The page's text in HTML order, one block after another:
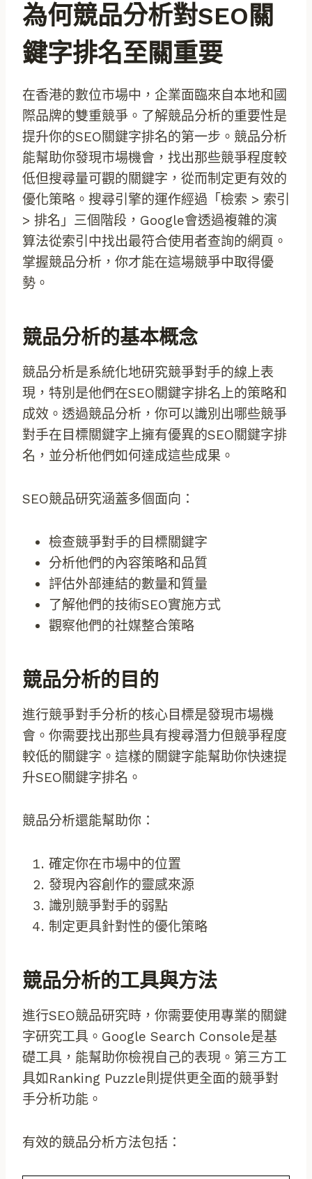
為何競品分析對SEO關
鍵字排名至關重要
在香港的數位市場中，企業面臨來自本地和國
際品牌的雙重競爭。了解競品分析的重要性是
提升你的SEO關鍵字排名的第一步。競品分析
能幫助你發現市場機會，找出那些競爭程度較
低但搜尋量可觀的關鍵字，從而制定更有效的
優化策略。搜尋引擎的運作經過「檢索 > 索引
> 排名」三個階段，Google會透過複雜的演
算法從索引中找出最符合使用者查詢的網頁。
掌握競品分析，你才能在這場競爭中取得優
勢。
競品分析的基本概念
競品分析是系統化地研究競爭對手的線上表
現，特別是他們在SEO關鍵字排名上的策略和
成效。透過競品分析，你可以識別出哪些競爭
對手在目標關鍵字上擁有優異的SEO關鍵字排
名，並分析他們如何達成這些成果。
SEO競品研究涵蓋多個面向：
檢查競爭對手的目標關鍵字
分析他們的內容策略和品質
評估外部連結的數量和質量
了解他們的技術SEO實施方式
觀察他們的社媒整合策略
競品分析的目的
進行競爭對手分析的核心目標是發現市場機
會。你需要找出那些具有搜尋潛力但競爭程度
較低的關鍵字。這樣的關鍵字能幫助你快速提
升SEO關鍵字排名。
競品分析還能幫助你：
確定你在市場中的位置
發現內容創作的靈感來源
識別競爭對手的弱點
制定更具針對性的優化策略
競品分析的工具與方法
進行SEO競品研究時，你需要使用專業的關鍵
字研究工具。Google Search Console是基
礎工具，能幫助你檢視自己的表現。第三方工
具如Ranking Puzzle則提供更全面的競爭對
手分析功能。
有效的競品分析方法包括：